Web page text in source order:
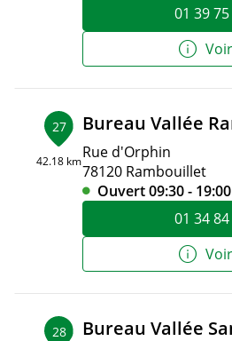
01 39
27
42.18 km
Bureau Vallée
Rue d'Orphin
78120 Rambouillet
Ouvert 09:30 - 19:00
01 34 84
28 Bureau Vallée